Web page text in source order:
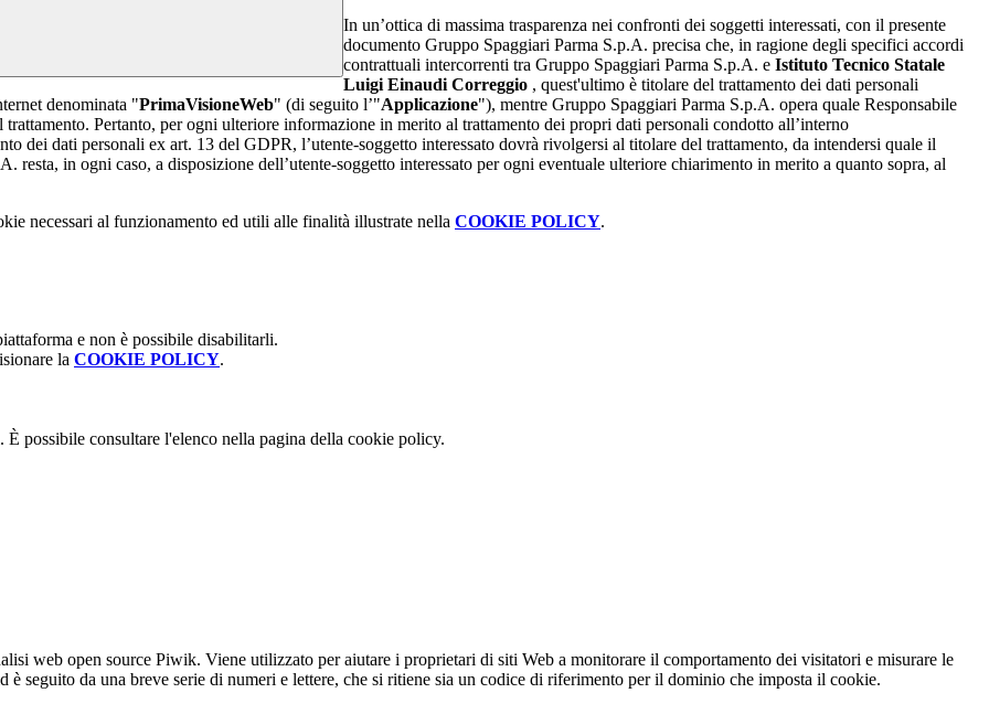
In un’ottica di massima trasparenza nei confronti dei soggetti interessati, con il presente
documento Gruppo Spaggiari Parma S.p.A. precisa che, in ragione degli specifici accordi
contrattuali intercorrenti tra Gruppo Spaggiari Parma S.p.A. e Istituto Tecnico Statale
Luigi Einaudi Correggio , quest'ultimo è titolare del trattamento dei dati personali
denominata "PrimaVisioneWeb" (di seguito l’"Applicazione"), mentre Gruppo Spaggiari Parma S.p.A. opera quale Responsabile
Pertanto, per ogni ulteriore informazione in merito al trattamento dei propri dati personali condotto all’interno
dei dati personali ex art. 13 del GDPR, l’utente-soggetto interessato dovrà rivolgersi al titolare del trattamento, da intendersi quale il
in ogni caso, a disposizione dell’utente-soggetto interessato per ogni eventuale ulteriore chiarimento in merito a quanto sopra, al
necessari al funzionamento ed utili alle finalità illustrate nella COOKIE POLICY.
e non è possibile disabilitarli.
la COOKIE POLICY.
possibile consultare l'elenco nella pagina della cookie policy.
web open source Piwik. Viene utilizzato per aiutare i proprietari di siti Web a monitorare il comportamento dei visitatori e misurare le
seguito da una breve serie di numeri e lettere, che si ritiene sia un codice di riferimento per il dominio che imposta il cookie.